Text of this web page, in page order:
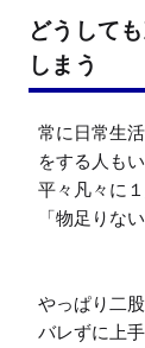
どうして
しまう
常に日常生
をする人もい
平々凡々に
「物足りな
やっぱり二
バレずに上